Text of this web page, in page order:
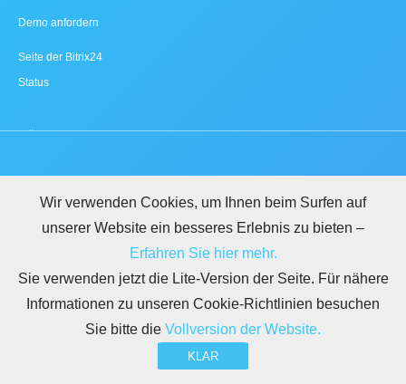
Demo anfordern
Seite der Bitrix24
Status
NUTZUNGSBEDINGUNGEN DATENSCHUTZ
Wir verwenden Cookies, um Ihnen beim Surfen auf
unserer Website ein besseres Erlebnis zu bieten –
Erfahren Sie hier mehr.
Sie verwenden jetzt die Lite-Version der Seite. Für nähere
Informationen zu unseren Cookie-Richtlinien besuchen
Sie bitte die Vollversion der Website.
KLAR